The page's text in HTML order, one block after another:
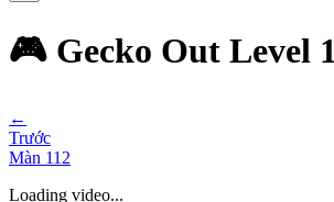
🎮 Gecko Out Level
←
Trước
Màn 112
Loading video...